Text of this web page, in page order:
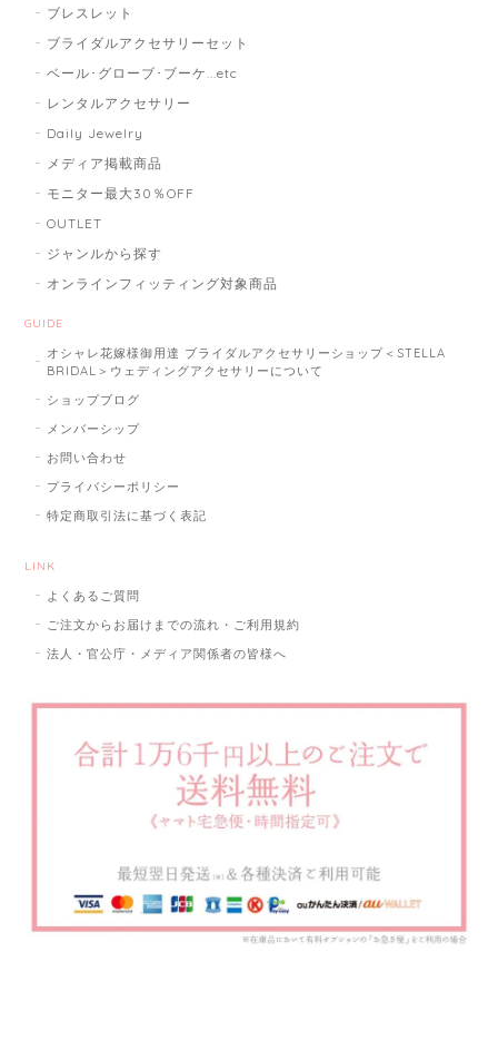
ブレスレット
ブライダルアクセサリーセット
ベール･グローブ･ブーケ...etc
レンタルアクセサリー
Daily Jewelry
メディア掲載商品
モニター最大30％OFF
OUTLET
ジャンルから探す
オンラインフィッティング対象商品
GUIDE
オシャレ花嫁様御用達 ブライダルアクセサリーショップ＜STELLA
BRIDAL＞ウェディングアクセサリーについて
ショップブログ
メンバーシップ
お問い合わせ
プライバシーポリシー
特定商取引法に基づく表記
LINK
よくあるご質問
ご注文からお届けまでの流れ・ご利用規約
法人・官公庁・メディア関係者の皆様へ